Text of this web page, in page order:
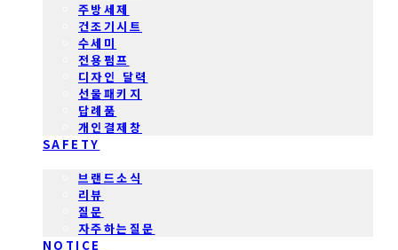
주방세제
건조기시트
수세미
전용펌프
디자인 달력
선물패키지
답례품
개인결제창
SAFETY
브랜드소식
리뷰
질문
자주하는질문
NOTICE